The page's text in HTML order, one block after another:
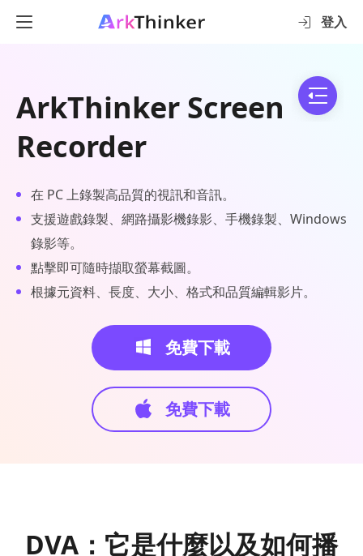
登入
ArkThinker Screen
Recorder
在 PC 上錄製高品質的視訊和音訊。
支援遊戲錄製、網路攝影機錄影、手機錄製、Windows
錄影等。
點擊即可隨時擷取螢幕截圖。
根據元資料、長度、大小、格式和品質編輯影片。
免費下載
免費下載
DVA：它是什麼以及如何播